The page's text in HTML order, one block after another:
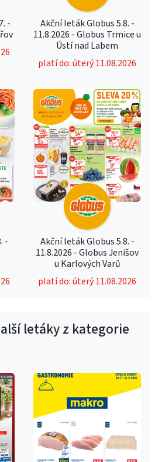
-
Akční leták Globus 5.8. -
11.8.2026 - Globus Trmice u
Ústí nad Labem
platí do: úterý 11.08.2026
-
Akční leták Globus 5.8. -
11.8.2026 - Globus Jenišov
u Karlových Varů
platí do: úterý 11.08.2026
letáky z kategorie